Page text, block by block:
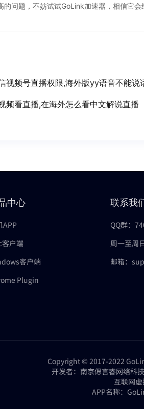
的问题，不妨试试GoLink加速器，相信它会
视频号直播权限,海外版yy语音不能说
频看直播,在海外怎么看中文解说直播
中心
APP
客户端
客户端
Plugin
联系我
QQ群：
周一至周
邮箱：
Copyright © 2017-2022
开发者：南京偲言睿网络科
互联网
APP名称：